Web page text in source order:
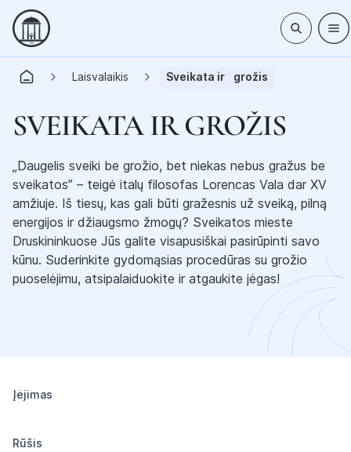
Laisvalaikis Sveikata ir grožis
SVEIKATA IR GROŽIS
„Daugelis sveiki be grožio, bet niekas nebus gražus be
sveikatos” – teigė italų filosofas Lorencas Vala dar XV
amžiuje. Iš tiesų, kas gali būti gražesnis už sveiką, pilną
energijos ir džiaugsmo žmogų? Sveikatos mieste
Druskininkuose Jūs galite visapusiškai pasirūpinti savo
kūnu. Suderinkite gydomąsias procedūras su grožio
puoselėjimu, atsipalaiduokite ir atgaukite jėgas!
Įėjimas
Rūšis